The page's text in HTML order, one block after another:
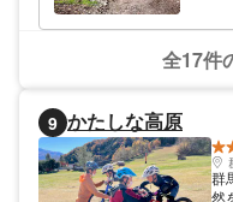
全17件
9 かたしな高原
群
然